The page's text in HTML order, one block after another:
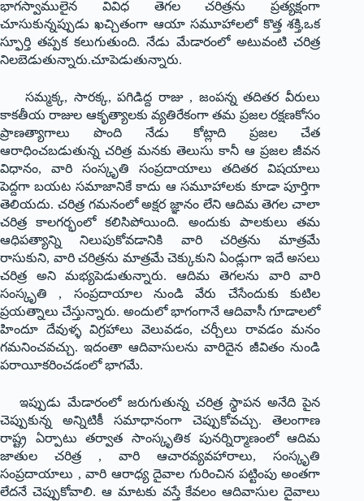
భాగస్వాములైన వివిధ తెగల చరిత్రను ప్రత్యక్షంగా
చూసుకున్నప్పుడు ఖచ్చితంగా ఆయా సమూహాలలో కొత్త శక్తి,ఒక
స్ఫూర్తి తప్పక కలుగుతుంది. నేడు మేడారంలో అటువంటి చరిత్ర
నిలబెడుతున్నారు.చూపెడుతున్నారు.
సమ్మక్క, సారక్క, పగిడిద్ద రాజు , జంపన్న తదితర వీరులు
కాకతీయ రాజుల ఆకృత్యాలకు వ్యతిరేకంగా తమ ప్రజల రక్షణకోసం
ప్రాణత్యాగాలు పొంది నేడు కోట్లాది ప్రజల చేత
ఆరాధించబడుతున్న చరిత్ర మనకు తెలుసు కానీ ఆ ప్రజల జీవన
విధానం, వారి సంస్కృతి సంప్రదాయాలు తదితర విషయాలు
పెద్దగా బయట సమాజానికే కాదు ఆ సమూహాలకు కూడా పూర్తిగా
తెలియదు. చరిత్ర గమనంలో అక్షర జ్ఞానం లేని ఆదిమ తెగల చాలా
చరిత్ర కాలగర్భంలో కలిసిపోయింది. అందుకు పాలకులు తమ
ఆధిపత్యాన్ని నిలుపుకోవడానికి వారి చరిత్రను మాత్రమే
రాసుకుని, వారి చరిత్రను మాత్రమే చెక్కుకుని ఏండ్లుగా ఇదే అసలు
చరిత్ర అని మభ్యపెడుతున్నారు. ఆదిమ తెగలను వారి వారి
సంస్కృతి , సంప్రదాయాల నుండి వేరు చేసేందుకు కుటిల
ప్రయత్నాలు చేస్తున్నారు. అందులో భాగంగానే ఆదివాసీ గూడాలలో
హిందూ దేవుళ్ళ విగ్రహాలు వెలువడం, చర్చీలు రావడం మనం
గమనించవచ్చు. ఇదంతా ఆదివాసులను వారిదైన జీవితం నుండి
పరాయీకరించడంలో భాగమే.
ఇప్పుడు మేడారంలో జరుగుతున్న చరిత్ర స్థాపన అనేది పైన
చెప్పుకున్న అన్నిటికీ సమాధానంగా చెప్పుకోవచ్చు. తెలంగాణ
రాష్ట్ర ఏర్పాటు తర్వాత సాంస్కృతిక పునర్నిర్మాణంలో ఆదిమ
జాతుల చరిత్ర , వారి ఆచారవ్యవహారాలు, సంస్కృతి
సంప్రదాయాలు , వారి ఆరాధ్య దైవాల గురించిన పట్టింపు అంతగా
లేదనే చెప్పుకోవాలి. ఆ మాటకు వస్తే కేవలం ఆదివాసుల దైవాలు